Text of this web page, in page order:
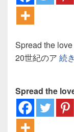
Spread the
20世紀のア 続
Spread the